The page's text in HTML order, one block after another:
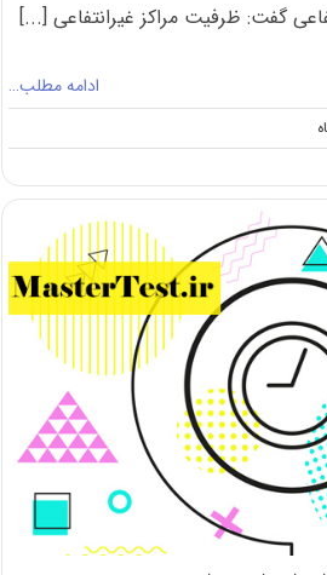
گفت: ظرفیت مراکز غیرانتفاعی [...]
ادامه مطلب…
on
خطر
در
انتظار
موسسات
آموزش
عالی